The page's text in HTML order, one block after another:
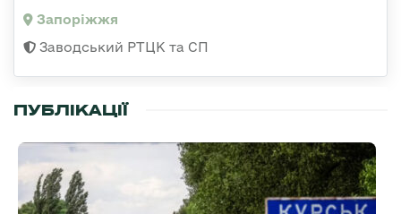
Запоріжжя
Заводський РТЦК та СП
ПУБЛІКАЦІЇ